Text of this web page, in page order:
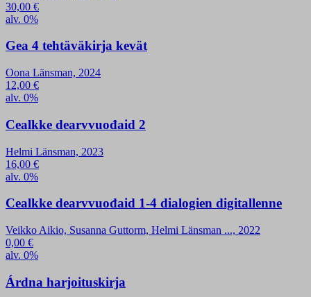
30,00 €
alv. 0%
Gea 4 tehtäväkirja kevät
Oona Länsman, 2024
12,00 €
alv. 0%
Cealkke dearvvuođaid 2
Helmi Länsman, 2023
16,00 €
alv. 0%
Cealkke dearvvuođaid 1-4 dialogien digitallenne
Veikko Aikio, Susanna Guttorm, Helmi Länsman ..., 2022
0,00 €
alv. 0%
Árdna harjoituskirja